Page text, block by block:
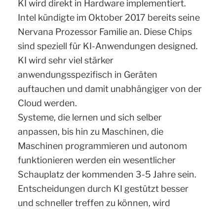
KI wird direkt in Hardware implementiert.
Intel kündigte im Oktober 2017 bereits seine
Nervana Prozessor Familie an. Diese Chips
sind speziell für KI-Anwendungen designed.
KI wird sehr viel stärker
anwendungsspezifisch in Geräten
auftauchen und damit unabhängiger von der
Cloud werden.
Systeme, die lernen und sich selber
anpassen, bis hin zu Maschinen, die
Maschinen programmieren und autonom
funktionieren werden ein wesentlicher
Schauplatz der kommenden 3-5 Jahre sein.
Entscheidungen durch KI gestützt besser
und schneller treffen zu können, wird